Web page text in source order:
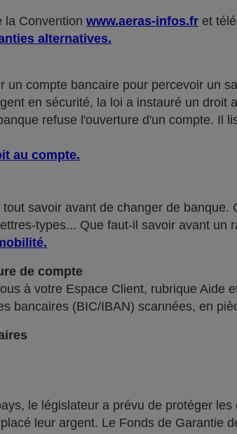
la Convention www.aeras-infos.fr et
alternatives.
un compte bancaire pour percevoir
en sécurité, la loi a instauré un
refuse l'ouverture d'un compte. Il
au compte.
savoir avant de changer de
types... Que faut-il savoir avant un
.
de compte
à votre Espace Client, rubrique
bancaires (BIC/IBAN) scannées, en
le législateur a prévu de protéger
leur argent. Le Fonds de Garantie